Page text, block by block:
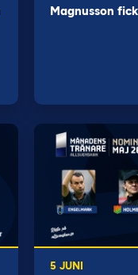
Magnusson
5 JUNI